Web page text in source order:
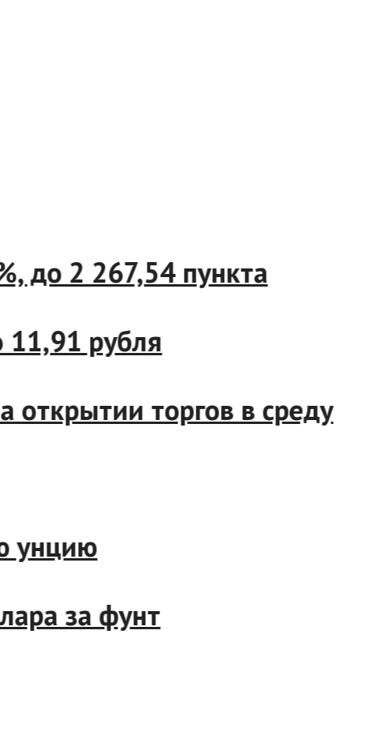
до 2 267,54 пункта
до 11,91 рубля
на открытии торгов в
унцию
за фунт